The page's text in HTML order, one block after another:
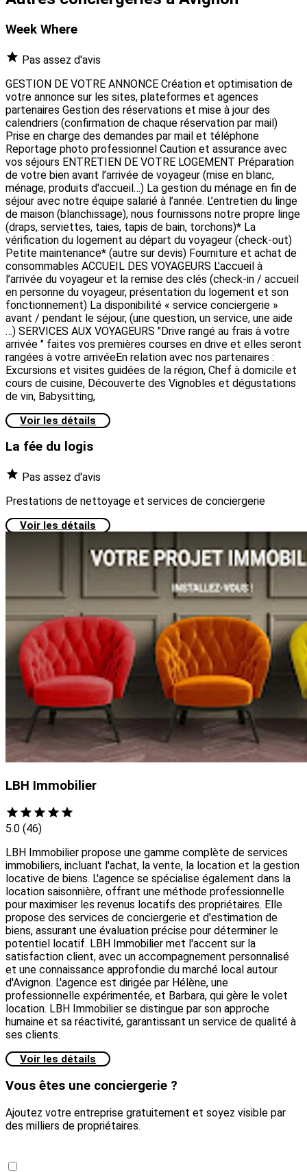
Week Where
Pas assez d'avis
GESTION DE VOTRE ANNONCE Création et optimisation de
votre annonce sur les sites, plateformes et agences
partenaires Gestion des réservations et mise à jour des
calendriers (confirmation de chaque réservation par mail)
Prise en charge des demandes par mail et téléphone
Reportage photo professionnel Caution et assurance avec
vos séjours ENTRETIEN DE VOTRE LOGEMENT Préparation
de votre bien avant l’arrivée de voyageur (mise en blanc,
ménage, produits d'accueil…) La gestion du ménage en fin de
séjour avec notre équipe salarié à l’année. L’entretien du linge
de maison (blanchissage), nous fournissons notre propre linge
(draps, serviettes, taies, tapis de bain, torchons)* La
vérification du logement au départ du voyageur (check-out)
Petite maintenance* (autre sur devis) Fourniture et achat de
consommables ACCUEIL DES VOYAGEURS L’accueil à
l’arrivée du voyageur et la remise des clés (check-in / accueil
en personne du voyageur, présentation du logement et son
fonctionnement) La disponibilité « service conciergerie »
avant / pendant le séjour, (une question, un service, une aide
…) SERVICES AUX VOYAGEURS "Drive rangé au frais à votre
arrivée " faites vos premières courses en drive et elles seront
rangées à votre arrivée ​ En relation avec nos partenaires : ​
Excursions et visites guidées de la région, Chef à domicile et
cours de cuisine, Découverte des Vignobles et dégustations
de vin, Babysitting,
Voir les détails
La fée du logis
Pas assez d'avis
Prestations de nettoyage et services de conciergerie
Voir les détails
LBH Immobilier
5.0 (46)
LBH Immobilier propose une gamme complète de services
immobiliers, incluant l'achat, la vente, la location et la gestion
locative de biens. L'agence se spécialise également dans la
location saisonnière, offrant une méthode professionnelle
pour maximiser les revenus locatifs des propriétaires. Elle
propose des services de conciergerie et d'estimation de
biens, assurant une évaluation précise pour déterminer le
potentiel locatif. LBH Immobilier met l'accent sur la
satisfaction client, avec un accompagnement personnalisé
et une connaissance approfondie du marché local autour
d'Avignon. L'agence est dirigée par Hélène, une
professionnelle expérimentée, et Barbara, qui gère le volet
location. LBH Immobilier se distingue par son approche
humaine et sa réactivité, garantissant un service de qualité à
ses clients.
Voir les détails
Vous êtes une conciergerie ?
Ajoutez votre entreprise gratuitement et soyez visible par
des milliers de propriétaires.